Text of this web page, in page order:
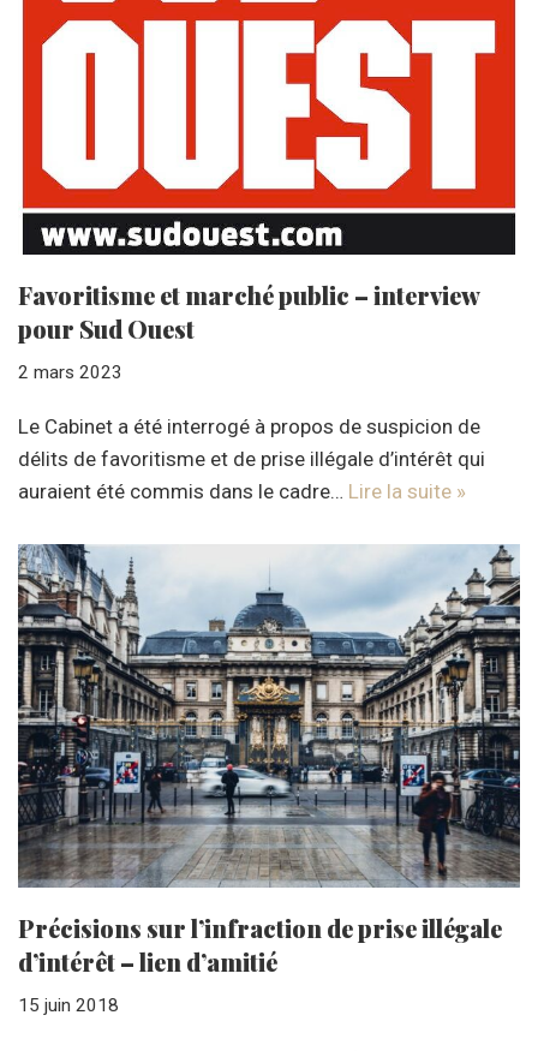
Favoritisme et marché public – interview
pour Sud Ouest
2 mars 2023
Le Cabinet a été interrogé à propos de suspicion de
délits de favoritisme et de prise illégale d’intérêt qui
auraient été commis dans le cadre… Lire la suite »
Précisions sur l’infraction de prise illégale
d’intérêt – lien d’amitié
15 juin 2018